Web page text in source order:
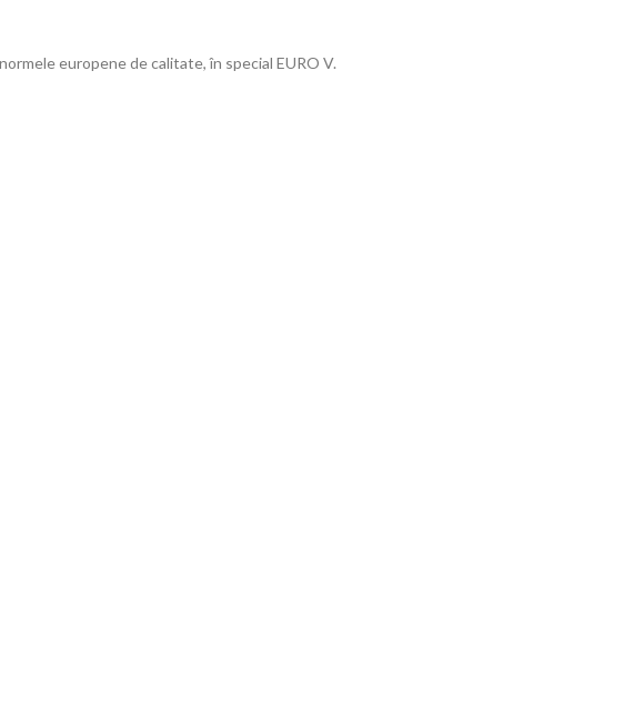
europene de calitate, în special EURO V.